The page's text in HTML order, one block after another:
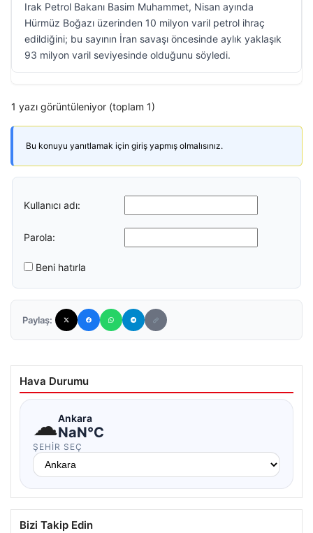
Irak Petrol Bakanı Basim Muhammet, Nisan ayında
Hürmüz Boğazı üzerinden 10 milyon varil petrol ihraç
edildiğini; bu sayının İran savaşı öncesinde aylık yaklaşık
93 milyon varil seviyesinde olduğunu söyledi.
1 yazı görüntüleniyor (toplam 1)
Bu konuyu yanıtlamak için giriş yapmış olmalısınız.
Kullanıcı adı:
Parola:
Beni hatırla
Paylaş:
Hava Durumu
☁Ankara
NaN°C
ŞEHIR SEÇ
Bizi Takip Edin